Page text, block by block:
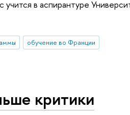
в аспирантуре
обучение во Франции
критики